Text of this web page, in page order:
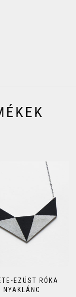
EZÜST RÓKA
NYAKLÁNC